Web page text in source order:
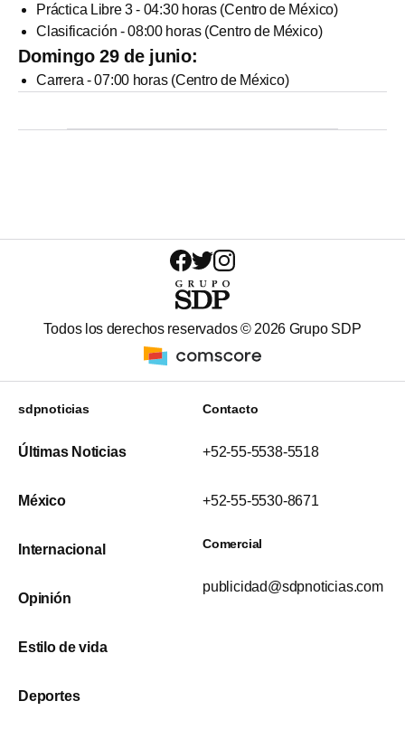
Práctica Libre 3 - 04:30 horas (Centro de México)
Clasificación - 08:00 horas (Centro de México)
Domingo 29 de junio:
Carrera - 07:00 horas (Centro de México)
Todos los derechos reservados © 2026 Grupo SDP
sdpnoticias
Últimas Noticias
México
Internacional
Opinión
Estilo de vida
Deportes
Contacto
+52-55-5538-5518
+52-55-5530-8671
Comercial
publicidad@sdpnoticias.com